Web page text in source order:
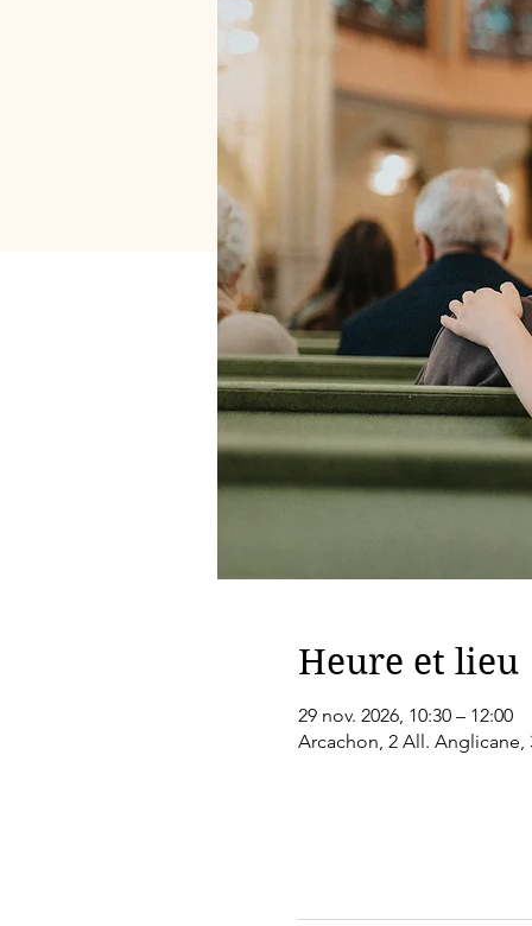
Heure et lieu
29 nov. 2026, 10:30 – 12:00
Arcachon, 2 All. Anglicane,